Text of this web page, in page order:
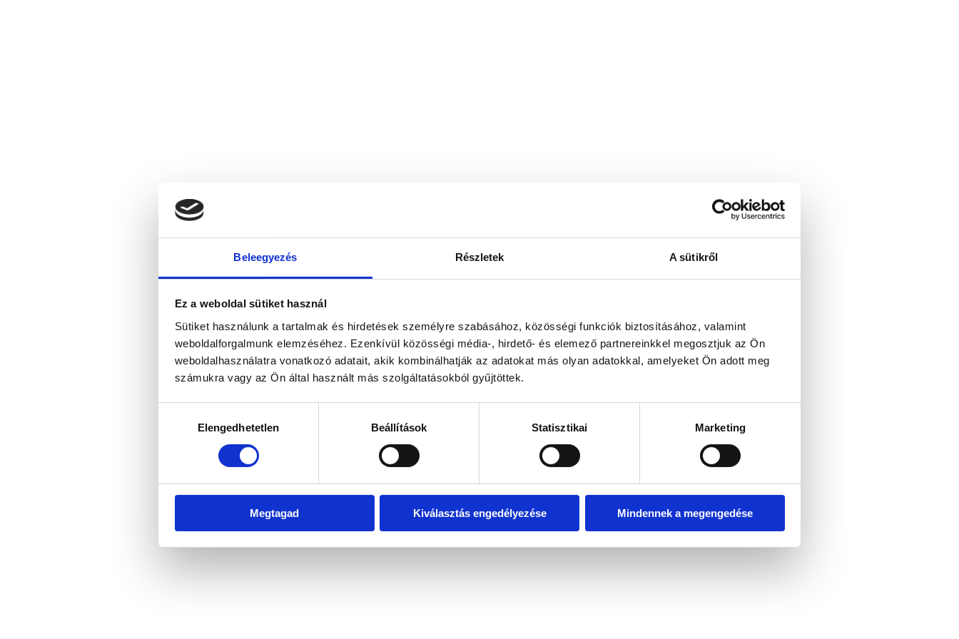
Beleegyezés Részletek A sütikről
Ez a weboldal sütiket használ
Sütiket használunk a tartalmak és hirdetések személyre szabásához, közösségi funkciók biztosításához, valamint
weboldalforgalmunk elemzéséhez. Ezenkívül közösségi média-, hirdető- és elemező partnereinkkel megosztjuk az Ön
weboldalhasználatra vonatkozó adatait, akik kombinálhatják az adatokat más olyan adatokkal, amelyeket Ön adott meg
számukra vagy az Ön által használt más szolgáltatásokból gyűjtöttek.
kiválasztásaElengedhetetlen Beállítások Statisztikai Marketing
Megtagad Kiválasztás engedélyezése Mindennek a megengedése
Application error: a client-side exception has occurred while loadingwww.bicapp.hu (see the browser console for more information)